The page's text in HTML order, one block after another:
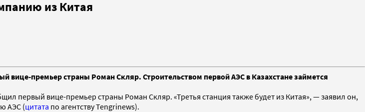
из Китая
вице-премьер страны Роман Скляр. Строительством первой АЭС в Казахстане займется
первый вице-премьер страны Роман Скляр. «Третья станция также будет из Китая», — заявил он,
АЭС (цитата по агентству Tengrinews).